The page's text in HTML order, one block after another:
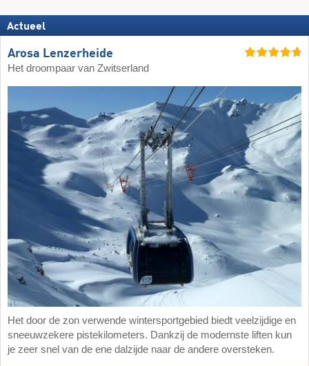
Actueel
Arosa Lenzerheide
Het droompaar van Zwitserland
Het door de zon verwende wintersportgebied biedt veelzijdige en
sneeuwzekere pistekilometers. Dankzij de modernste liften kun
je zeer snel van de ene dalzijde naar de andere oversteken.